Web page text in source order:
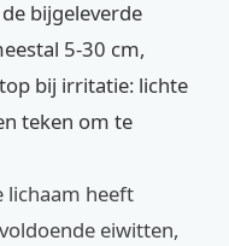
bijgeleverde
5-30 cm,
bij irritatie: lichte
teken om te
lichaam heeft
eiwitten,